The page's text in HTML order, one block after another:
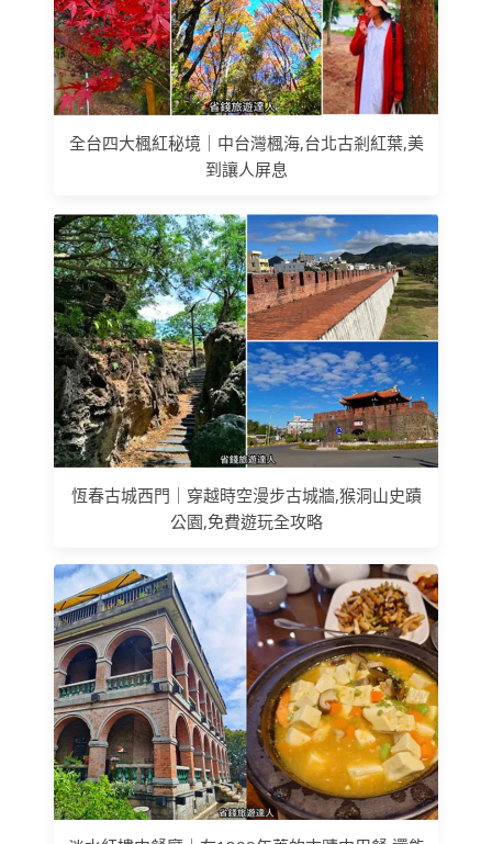
全台四大楓紅秘境｜中台灣楓海,台北古剎紅葉,美
到讓人屏息
恆春古城西門｜穿越時空漫步古城牆,猴洞山史蹟
公園,免費遊玩全攻略